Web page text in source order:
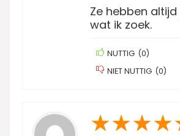
Ze hebben
wat ik zoek.
NUTTIG (0)
NIET NUTTIG (0)
★★★★